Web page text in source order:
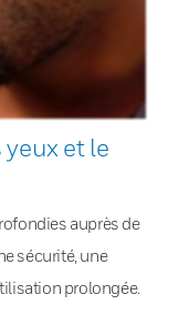
et le
auprès de
sécurité, une
prolongée.